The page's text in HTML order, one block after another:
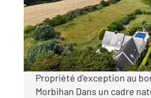
Maison à vendre
1 260
Visiter le site dédié
Propriété d'exception au
Morbihan Dans un cadre